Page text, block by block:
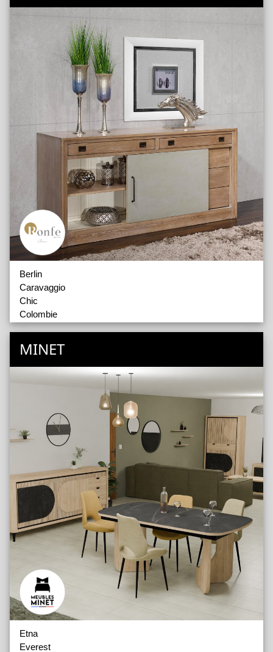
Berlin
Caravaggio
Chic
Colombie
Denis
Emilie
Estran
Luna
Premium
Recamier
Viviane
Vulcan
Compléments
MINET
Etna
Everest